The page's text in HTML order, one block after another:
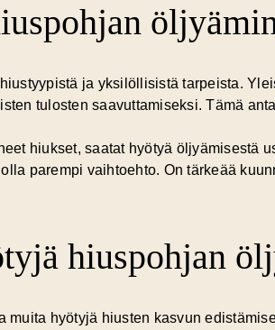
ja yksilöllisistä tarpeista.
tulosten saavuttamiseksi. Tämä
hiukset, saatat hyötyä öljyämisestä
parempi vaihtoehto. On tärkeää
hiuspohjan
muita hyötyjä hiusten kasvun